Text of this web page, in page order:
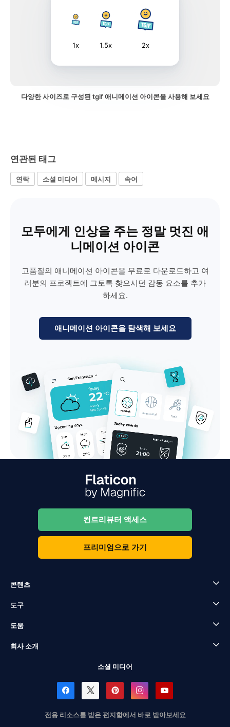
1x 1.5x 2x
다양한 사이즈로 구성된 tgif 애니메이션 아이콘을 사용해 보세요
연관된 태그
연락 소셜 미디어 메시지 속어
모두에게 인상을 주는 정말 멋진 애
니메이션 아이콘
고품질의 애니메이션 아이콘을 무료로 다운로드하고 여
러분의 프로젝트에 그토록 찾으시던 감동 요소를 추가
하세요.
애니메이션 아이콘을 탐색해 보세요
컨트리뷰터 액세스
프리미엄으로 가기
콘텐츠
도구
도움
회사 소개
소셜 미디어
전용 리소스를 받은 편지함에서 바로 받아보세요